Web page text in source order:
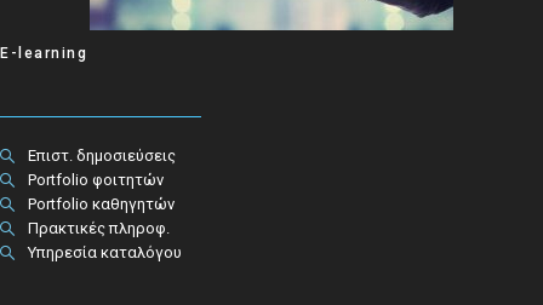
E-learning
Επιστ. δημοσιεύσεις
Portfolio φοιτητών
Portfolio καθηγητών
Πρακτικές πληροφ.​
Υπηρεσία καταλόγου